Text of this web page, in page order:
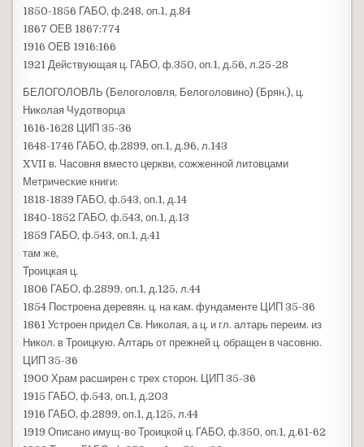
1850-1856 ГАБО, ф.248, оп.1, д.84
1867 ОЕВ 1867:774
1916 ОЕВ 1916:166
1921 Действующая ц. ГАБО, ф.350, оп.1, д.56, л.25-28
БЕЛОГОЛОВЛЬ (Белоголовля, Белоголовино) (Брян.), ц.
Николая Чудотворца
1616-1628 ЦИП 35-36
1648-1746 ГАБО, ф.2899, оп.1, д.96, л.143
XVII в. Часовня вместо церкви, сожженной литовцами
Метрические книги:
1818-1839 ГАБО, ф.543, оп.1, д.14
1840-1852 ГАБО, ф.543, оп.1, д.13
1859 ГАБО, ф.543, оп.1, д.41
там же,
Троицкая ц.
1806 ГАБО, ф.2899, оп.1, д.125, л.44
1854 Построена деревян. ц. на кам. фундаменте ЦИП 35-36
1861 Устроен придел Св. Николая, а ц. и гл. алтарь переим. из
Никол. в Троицкую. Алтарь от прежней ц. обращен в часовню.
ЦИП 35-36
1900 Храм расширен с трех сторон. ЦИП 35-36
1915 ГАБО, ф.543, оп.1, д.203
1916 ГАБО, ф.2899, оп.1, д.125, л.44
1919 Описано имущ-во Троицкой ц. ГАБО, ф.350, оп.1, д.61-62